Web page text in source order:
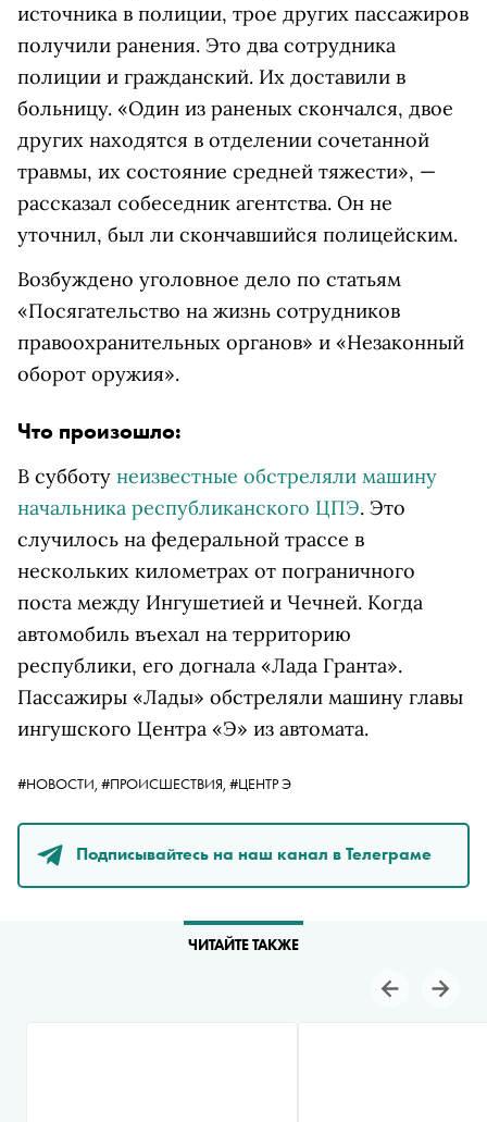
источника в полиции, трое других пассажиров
получили ранения. Это два сотрудника
полиции и гражданский. Их доставили в
больницу. «Один из раненых скончался, двое
других находятся в отделении сочетанной
травмы, их состояние средней тяжести», —
рассказал собеседник агентства. Он не
уточнил, был ли скончавшийся полицейским.
Возбуждено уголовное дело по статьям
«Посягательство на жизнь сотрудников
правоохранительных органов» и «Незаконный
оборот оружия».
Что произошло:
В субботу неизвестные обстреляли машину
начальника республиканского ЦПЭ. Это
случилось на федеральной трассе в
нескольких километрах от пограничного
поста между Ингушетией и Чечней. Когда
автомобиль въехал на территорию
республики, его догнала «Лада Гранта».
Пассажиры «Лады» обстреляли машину главы
ингушского Центра «Э» из автомата.
#НОВОСТИ, #ПРОИСШЕСТВИЯ, #ЦЕНТР Э
Подписывайтесь на наш канал в Телеграме
ЧИТАЙТЕ ТАКЖЕ